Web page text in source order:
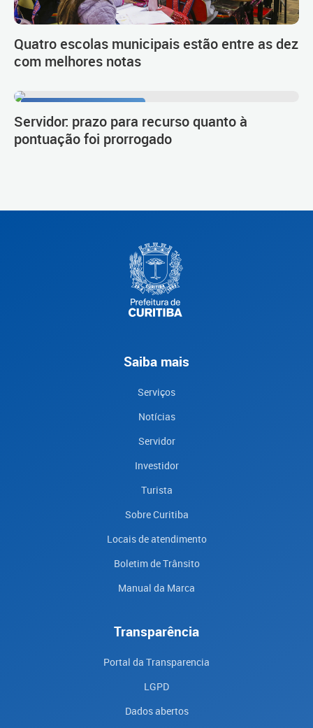
Quatro escolas municipais estão entre as dez
com melhores notas
Servidor: prazo para recurso quanto à
pontuação foi prorrogado
Saiba mais
Serviços
Notícias
Servidor
Investidor
Turista
Sobre Curitiba
Locais de atendimento
Boletim de Trânsito
Manual da Marca
Transparência
Portal da Transparencia
LGPD
Dados abertos